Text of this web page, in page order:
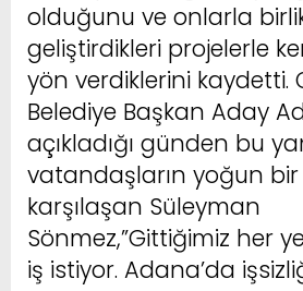
olduğunu ve onlarla
geliştirdikleri projelerle
yön verdiklerini kaydetti.
Belediye Başkan Aday
açıkladığı günden bu
vatandaşların yoğun bir
karşılaşan Süleyman
Sönmez,”Gittiğimiz her
iş istiyor. Adana’da